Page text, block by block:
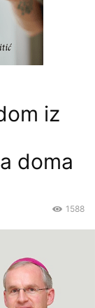
iz
doma
1588